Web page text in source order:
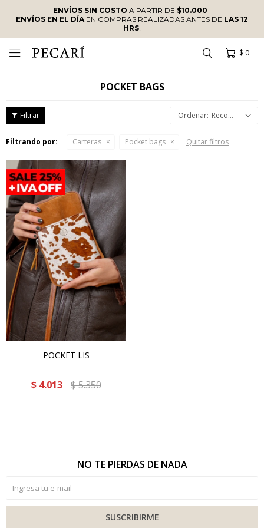
ENVÍOS SIN COSTO A PARTIR DE $10.000 ·
ENVÍOS EN EL DÍAEN COMPRAS REALIZADAS ANTES DE LAS 12
HRS!
$ 0

POCKET BAGS
Recomendados
Filtrando por: Carteras Pocket bags Quitar filtros
POCKET LIS
$ 4.013 $5.350
NO TE PIERDAS DE NADA
SUSCRIBIRME